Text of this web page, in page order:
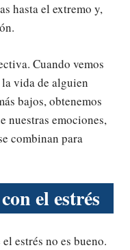
hasta el extremo y,
Cuando vemos
la vida de alguien
bajos, obtenemos
nuestras emociones,
combinan para
el estrés
estrés no es bueno.